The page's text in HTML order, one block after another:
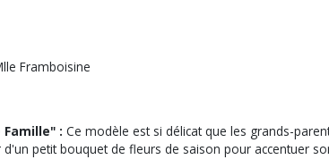
Framboisine
: Ce modèle est si délicat que les grands-
petit bouquet de fleurs de saison pour accentuer